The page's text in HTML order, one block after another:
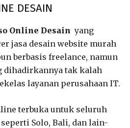
DESAIN
Online Desain yang
jasa desain website murah
berbasis freelance, namun
dihadirkannya tak kalah
layanan perusahaan IT.
terbuka untuk seluruh
Solo, Bali, dan lain-